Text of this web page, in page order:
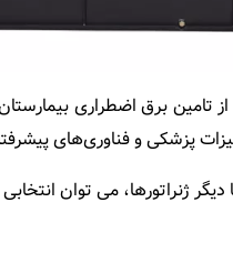
تامین برق اضطراری
پزشکی و فناوری‌های
دیگر ژنراتورها، می ‌توان